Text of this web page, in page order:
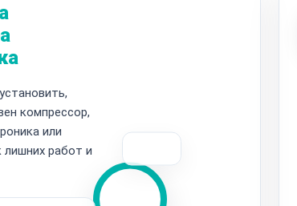
компрессор,
или
лишних работ и